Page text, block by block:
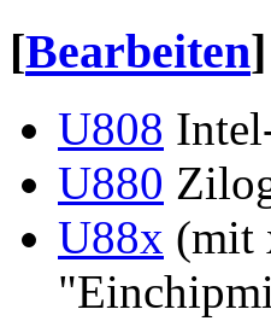
[Bearbeiten]
U808
U880
U88x (mit